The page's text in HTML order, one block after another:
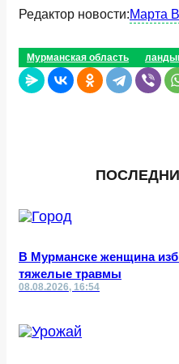
Редактор новости:Марта
Мурманская область
В Мурманске женщина
тяжелые травмы
08.08.2026, 16:54